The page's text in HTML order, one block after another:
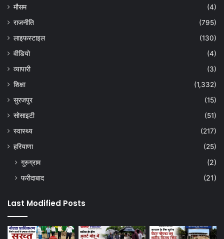
मौसम
(4)
राजनीति
(795)
लाइफस्टाइल
(130)
वीडियो
(4)
व्यापारी
(3)
शिक्षा
(1,332)
सुरजपुर
(15)
सोसाइटी
(51)
स्वास्थ्य
(217)
हरियाणा
(25)
गुरुग्राम
(2)
फरीदाबाद
(21)
Last Modified Posts